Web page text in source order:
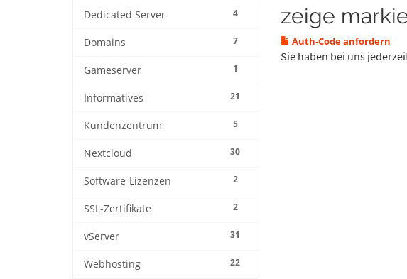
4
Dedicated Server
7
Domains
1
Gameserver
21
Informatives
5
Kundenzentrum
30
Nextcloud
2
Software-Lizenzen
2
SSL-Zertifikate
31
vServer
22
Webhosting
zeige
Auth-Code anfordern
Sie haben bei uns